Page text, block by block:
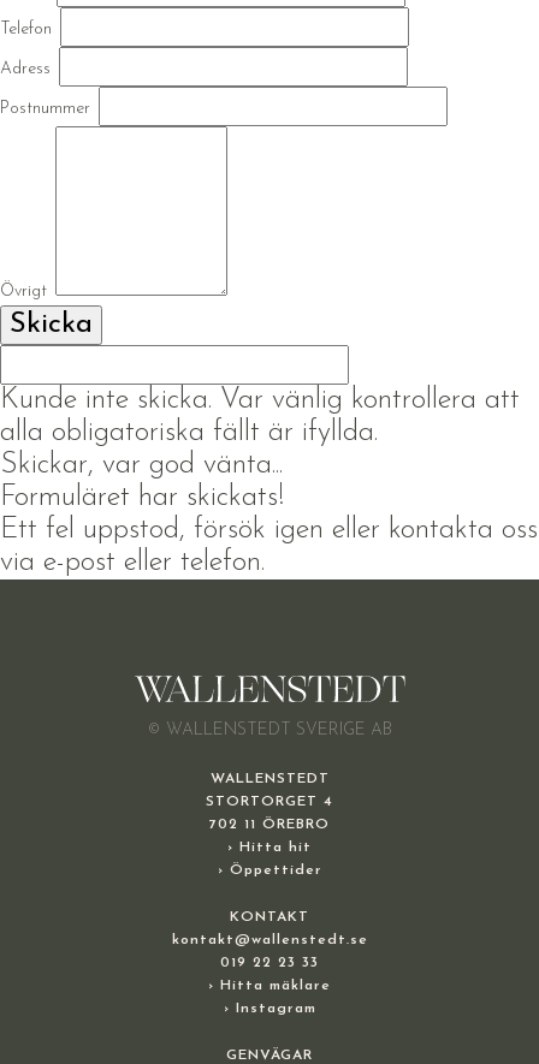
Telefon
Adress
Postnummer
Övrigt
Kunde inte skicka. Var vänlig kontrollera att
alla obligatoriska fällt är ifyllda.
Skickar, var god vänta...
Formuläret har skickats!
Ett fel uppstod, försök igen eller kontakta oss
via e-post eller telefon.
© WALLENSTEDT SVERIGE AB
WALLENSTEDT
STORTORGET 4
702 11 ÖREBRO
› Hitta hit
› Öppettider
KONTAKT
kontakt@wallenstedt.se
019 22 23 33
› Hitta mäklare
› Instagram
GENVÄGAR